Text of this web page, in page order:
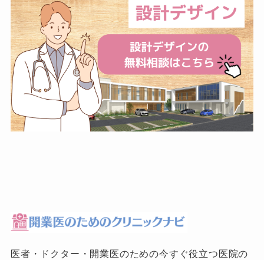
医者・ドクター・開業医のための今すぐ役立つ医院の